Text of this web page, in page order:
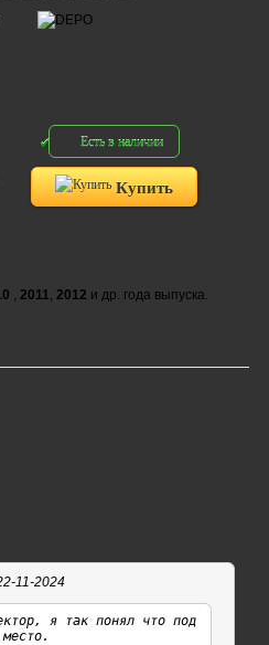
Есть в наличии
Купить
, 2011, 2012 и др. года выпуска.
11-2024
я так понял что под